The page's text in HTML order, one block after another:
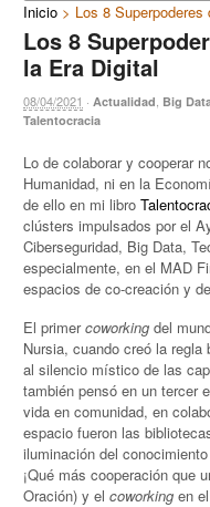
Inicio > Los 8
Los 8
la Era Digital
08/04/2021 ·Actualidad, Big
Talentocracia
Lo de colaborar y cooperar
Humanidad, ni en la
de ello en mi libro
clústers impulsados por el
Ciberseguridad, Big Data,
especialmente, en el MAD
espacios de co-creación y
El primercoworking del
Nursia, cuando creó la regla
al silencio místico de las
también pensó en un tercer
vida en comunidad, en
espacio fueron las
iluminación del
¡Qué más cooperación que
Oración) y elcoworking en